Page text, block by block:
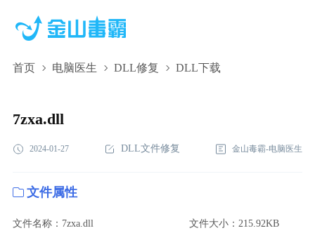
首页 电脑医生 DLL修复 DLL下载
7zxa.dll,7zxa.dll下载,7zxa.dll修复
7zxa.dll
2024-01-27 DLL文件修复 金山毒霸-电脑医生
文件属性
文件名称：7zxa.dll 文件大小：215.92KB